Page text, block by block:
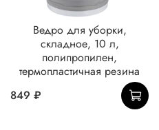
Ведро для уборки,
складное, 10 л,
полипропилен,
термопластичная резина
849 ₽